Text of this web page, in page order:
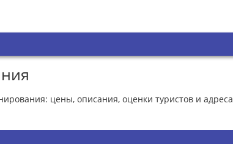
цены, описания, оценки туристов и адреса